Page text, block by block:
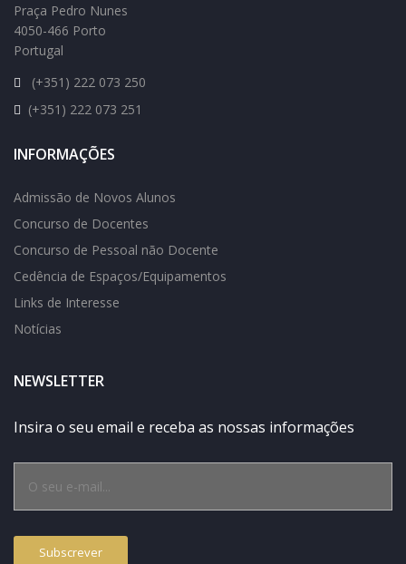
Praça Pedro Nunes
4050-466 Porto
Portugal
(+351) 222 073 250
(+351) 222 073 251
INFORMAÇÕES
Admissão de Novos Alunos
Concurso de Docentes
Concurso de Pessoal não Docente
Cedência de Espaços/Equipamentos
Links de Interesse
Notícias
NEWSLETTER
Insira o seu email e receba as nossas informações